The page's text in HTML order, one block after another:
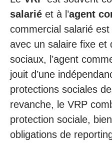
salarié et à l’agent
commercial salarié est
avec un salaire fixe et
sociaux, l’agent
jouit d’une
protections sociales
revanche, le VRP
protection sociale,
obligations de